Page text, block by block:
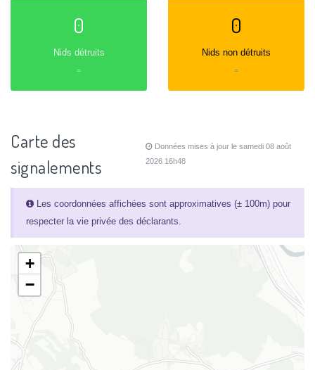
0
Nids détruits
=
0
Nids non détruits
=
Carte des
signalements
Données mises à jour le samedi 08 août
2026 16h48
Les coordonnées affichées sont approximatives (± 100m) pour
respecter la vie privée des déclarants.
+
−